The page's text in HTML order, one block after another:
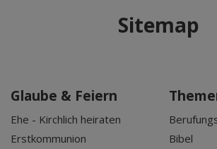
Sitemap
Glaube & Feiern
Ehe - Kirchlich heiraten
Erstkommunion
Bibel